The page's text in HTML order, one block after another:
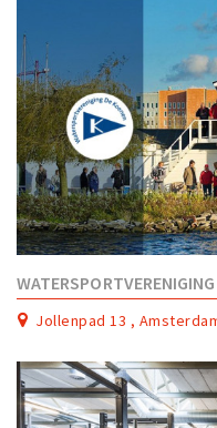
Jollenpad 13 ,